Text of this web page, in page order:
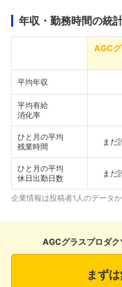
年収・勤務時間の統
AGC
平均年収
平均有給
消化率
ひと月の平均
残業時間
まだ
ひと月の平均
休日出勤日数
まだ
企業情報は投稿者1人のデータ
AGCグラスプロダ
まず